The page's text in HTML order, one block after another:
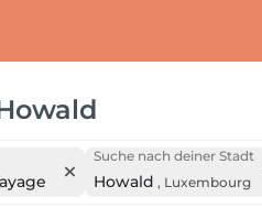
Suche nach deiner Stadt
Howald , Luxembourg